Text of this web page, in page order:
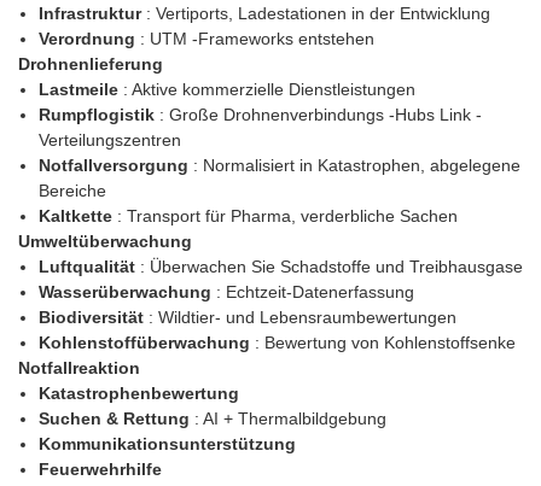
Infrastruktur : Vertiports, Ladestationen in der Entwicklung
Verordnung : UTM -Frameworks entstehen
Drohnenlieferung
Lastmeile : Aktive kommerzielle Dienstleistungen
Rumpflogistik : Große Drohnenverbindungs ​​-Hubs Link -
Verteilungszentren
Notfallversorgung : Normalisiert in Katastrophen, abgelegene
Bereiche
Kaltkette : Transport für Pharma, verderbliche Sachen
Umweltüberwachung
Luftqualität : Überwachen Sie Schadstoffe und Treibhausgase
Wasserüberwachung : Echtzeit-Datenerfassung
Biodiversität : Wildtier- und Lebensraumbewertungen
Kohlenstoffüberwachung : Bewertung von Kohlenstoffsenke
Notfallreaktion
Katastrophenbewertung
Suchen & Rettung : AI + Thermalbildgebung
Kommunikationsunterstützung
Feuerwehrhilfe